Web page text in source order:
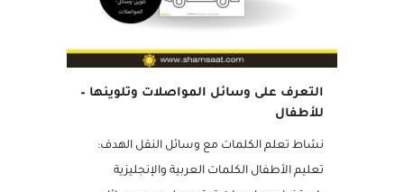
التعرف على وسائل المواصلات وتلوينها –
للأطفال